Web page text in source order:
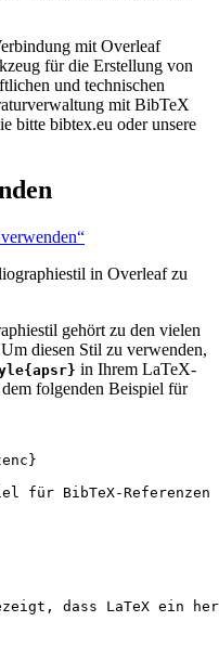
mit Overleaf
für die Erstellung von
und technischen
mit BibTeX
bitte bibtex.eu oder unsere
in Overleaf zu
gehört zu den vielen
diesen Stil zu verwenden,
in Ihrem LaTeX-
folgenden Beispiel für
}
für BibTeX-
dass LaTeX ein